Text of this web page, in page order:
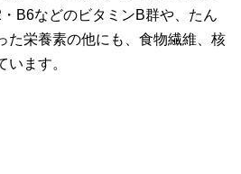
B6などのビタミンB群や、たん
た栄養素の他にも、食物繊維、核
ます。